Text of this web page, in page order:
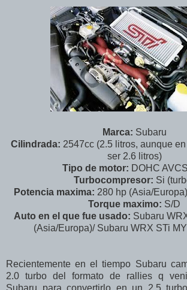
Marca: Subaru
Cilindrada: 2547cc (2.5 litros, aunque
ser 2.6 litros)
Tipo de motor: DOHC
Turbocompresor: Si
Potencia maxima: 280 hp (Asia/
Torque maximo: S/D
Auto en el que fue usado: Subaru
(Asia/Europa)/ Subaru WRX STi
Recientemente en el tiempo Subaru
2.0 turbo del formato de rallies q